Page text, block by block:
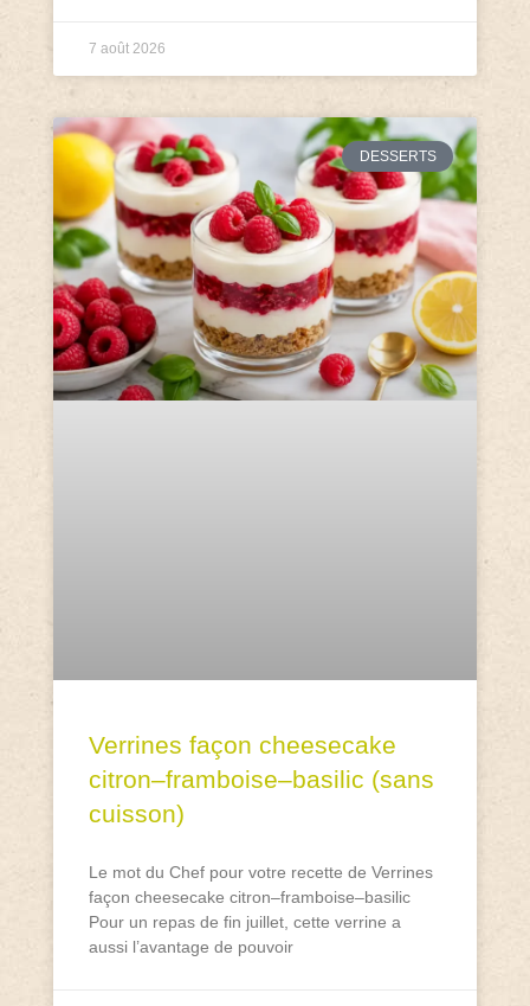
7 août 2026
DESSERTS
Verrines façon cheesecake
citron–framboise–basilic (sans
cuisson)
Le mot du Chef pour votre recette de Verrines
façon cheesecake citron–framboise–basilic
Pour un repas de fin juillet, cette verrine a
aussi l’avantage de pouvoir